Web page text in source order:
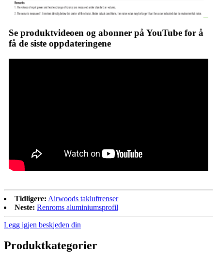
Se produktvideoen og abonner på YouTube for å
få de siste oppdateringene
Tidligere: Airwoods takluftrenser
Neste: Renroms aluminiumsprofil
Legg igjen beskjeden din
Produktkategorier